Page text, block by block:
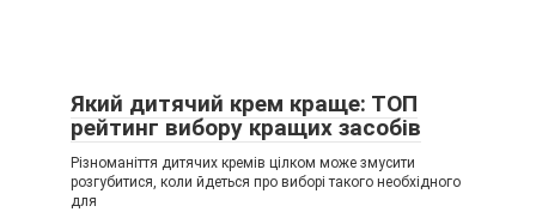
Який дитячий крем краще: ТОП
рейтинг вибору кращих засобів
Різноманіття дитячих кремів цілком може змусити
розгубитися, коли йдеться про виборі такого необхідного
для